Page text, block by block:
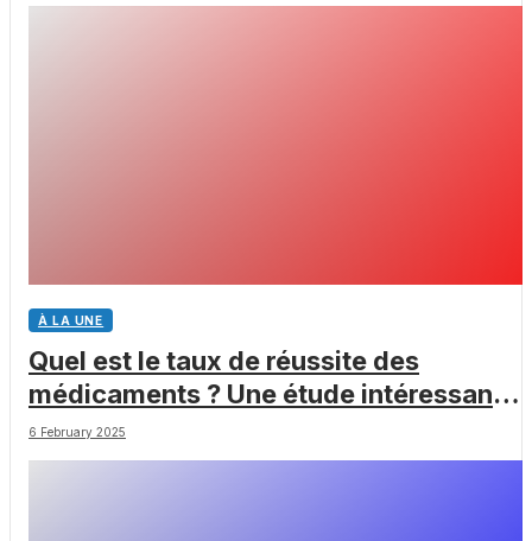
À LA UNE
Quel est le taux de réussite des
médicaments ? Une étude intéressante
chez les Big Pharmas
6 February 2025